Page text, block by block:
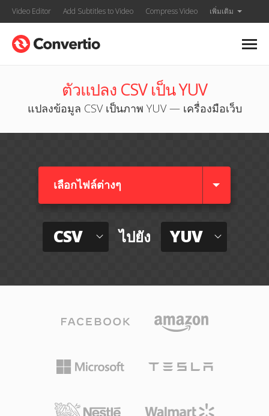
Video Editor Add Subtitles to Video Compress Video เพิ่มเติม
ตัวแปลง CSV เป็น YUV
แปลงข้อมูล CSV เป็นภาพ YUV — เครื่องมือเว็บ
เลือกไฟล์ต่างๆ​
CSV ไปยัง YUV